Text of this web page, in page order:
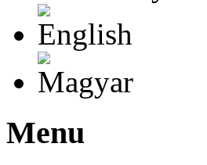
Menu